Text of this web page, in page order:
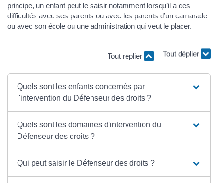
principe, un enfant peut le saisir notamment lorsqu’il a des
difficultés avec ses parents ou avec les parents d’un camarade
ou avec son école ou une administration qui veut le placer.
Tout replier Tout déplier
Quels sont les enfants concernés par
l'intervention du Défenseur des droits ?
Quels sont les domaines d'intervention du
Défenseur des droits ?
Qui peut saisir le Défenseur des droits ?